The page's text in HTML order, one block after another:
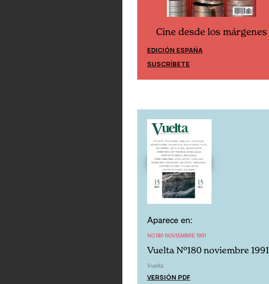
Cine desde los márgenes
EDICIÓN ESPAÑA
SUSCRÍBETE
Aparece en:
NO.180 NOVIEMBRE 1991
Vuelta Nº180 noviembre 1991
Vuelta
VERSIÓN PDF